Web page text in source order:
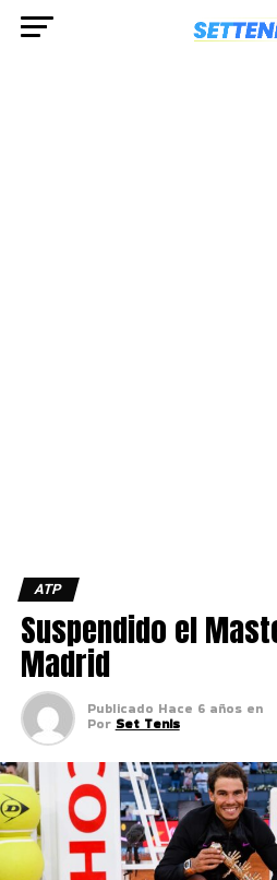
ATP
Suspendido el
Madrid
Publicado Hace 6 años en
Por Set Tenis